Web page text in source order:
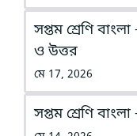
সপ্তম শ্রেণি
ও উত্তর
মে 17, 2026
সপ্তম শ্রেণি